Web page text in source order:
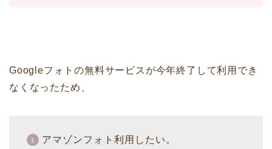
Googleフォトの無料サービスが今年終了して利用でき
なくなったため、
アマゾンフォト 利用したい。